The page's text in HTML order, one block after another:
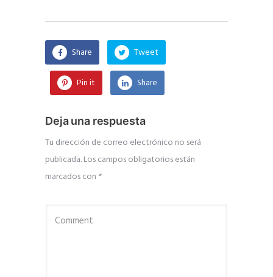
Share Tweet
Pin it Share
Deja una respuesta
Tu dirección de correo electrónico no será
publicada.Los campos obligatorios están
marcados con *